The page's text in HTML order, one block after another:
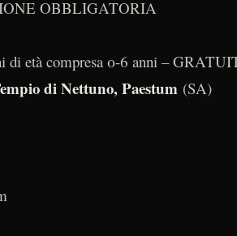
OBBLIGATORIA
età compresa 0-6 anni –
di Nettuno, Paestum (SA)